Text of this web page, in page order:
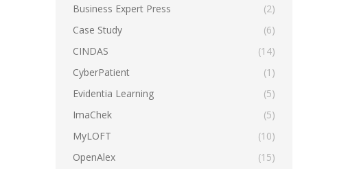
Business Expert Press
(2)
Case Study
(6)
CINDAS
(14)
CyberPatient
(1)
Evidentia Learning
(5)
ImaChek
(5)
MyLOFT
(10)
OpenAlex
(15)